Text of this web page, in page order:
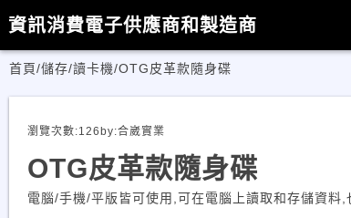
資訊消費電子供應商和製造商
首頁/儲存/讀卡機/OTG皮革款隨身碟
瀏覽次數:126 by:合崴實業
OTG皮革款隨身碟
電腦/手機/平版皆可使用,可在電腦上讀取和存儲資料,